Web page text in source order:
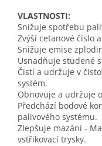
VLASTNOSTI:
Snižuje spotřebu
Zvýší cetanové číslo
Snižuje emise
Usnadňuje studené
Čistí a udržuje v
systém.
Obnovuje a udržuje
Předchází bodové
palivového systému.
Zlepšuje mazání -
vstřikovací trysky.